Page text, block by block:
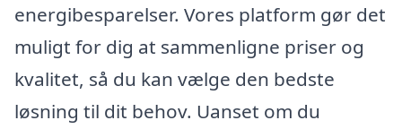
energibesparelser. Vores platform gør det
muligt for dig at sammenligne priser og
kvalitet, så du kan vælge den bedste
løsning til dit behov. Uanset om du